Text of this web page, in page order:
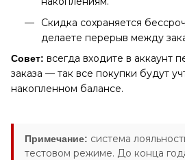
Скидка сохраняется
делаете перерыв между
Совет: всегда входите в аккаунт
заказа — так все покупки будут
накопленном балансе.
Примечание: система
тестовом режиме. До конца